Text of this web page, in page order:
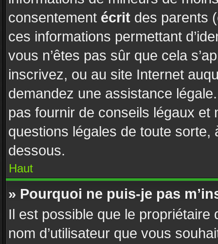
consentement écrit des parents
ces informations permettant
vous n’êtes pas sûr que cela
inscrivez, ou au site Internet
demandez une assistance
pas fournir de conseils légaux
questions légales de toute sorte,
dessous.
Haut
» Pourquoi ne puis-je pas
Il est possible que le propriétaire
nom d’utilisateur que vous